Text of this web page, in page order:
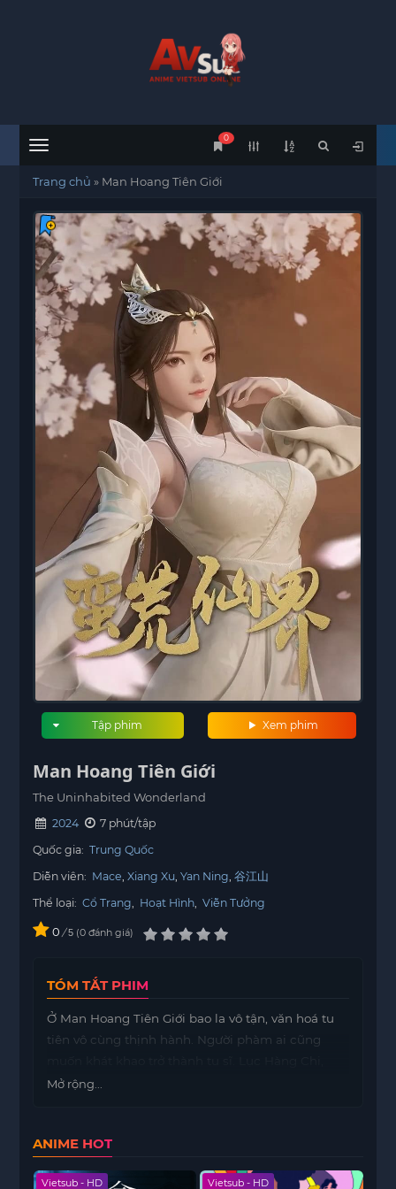
Menu
0
Trang chủ » Man Hoang Tiên Giới
Xem phim
Tập phim
Man Hoang Tiên Giới
The Uninhabited Wonderland
2024
7 phút/tập
Quốc gia: Trung Quốc
Diễn viên: Mace Xiang Xu Yan Ning 谷江山
Thể loại: Cổ Trang Hoạt Hình Viễn Tưởng
0 / 5 0 đánh giá
TÓM TẮT PHIM
Ở Man Hoang Tiên Giới bao la vô tận, văn hoá tu
tiên vô cùng thịnh hành. Người phàm ai cũng
một sinh viên đại học, đã xuyên không từ thời
hắn không cam chịu sống một cuộc sống như
Mở rộng...
ANIME HOT
Vietsub - HD Vietsub - HD